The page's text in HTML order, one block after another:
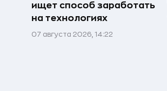
ищет способ заработать
на технологиях
07 августа 2026, 14:22